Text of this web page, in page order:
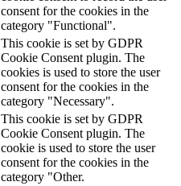
consent for the cookies in the
category "Functional".
This cookie is set by GDPR
Cookie Consent plugin. The
cookies is used to store the user
consent for the cookies in the
category "Necessary".
This cookie is set by GDPR
Cookie Consent plugin. The
cookie is used to store the user
consent for the cookies in the
category "Other.